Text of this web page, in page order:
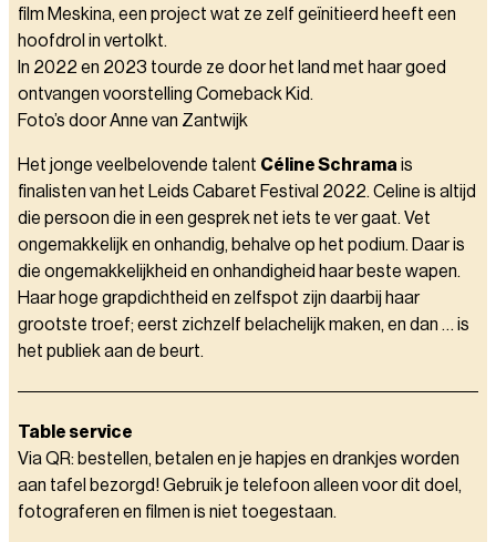
film Meskina, een project wat ze zelf geïnitieerd heeft een
hoofdrol in vertolkt.
In 2022 en 2023 tourde ze door het land met haar goed
ontvangen voorstelling Comeback Kid.
Foto’s door Anne van Zantwijk
Het jonge veelbelovende talent Céline Schrama is
finalisten van het Leids Cabaret Festival 2022. Celine is altijd
die persoon die in een gesprek net iets te ver gaat. Vet
ongemakkelijk en onhandig, behalve op het podium. Daar is
die ongemakkelijkheid en onhandigheid haar beste wapen.
Haar hoge grapdichtheid en zelfspot zijn daarbij haar
grootste troef; eerst zichzelf belachelijk maken, en dan … is
het publiek aan de beurt.
Table service
Via QR: bestellen, betalen en je hapjes en drankjes worden
aan tafel bezorgd! Gebruik je telefoon alleen voor dit doel,
fotograferen en filmen is niet toegestaan.